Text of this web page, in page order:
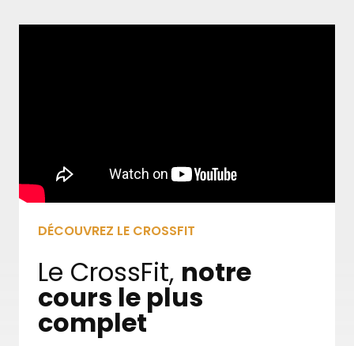
DÉCOUVREZ LE CROSSFIT
Le CrossFit, notre
cours le plus
complet